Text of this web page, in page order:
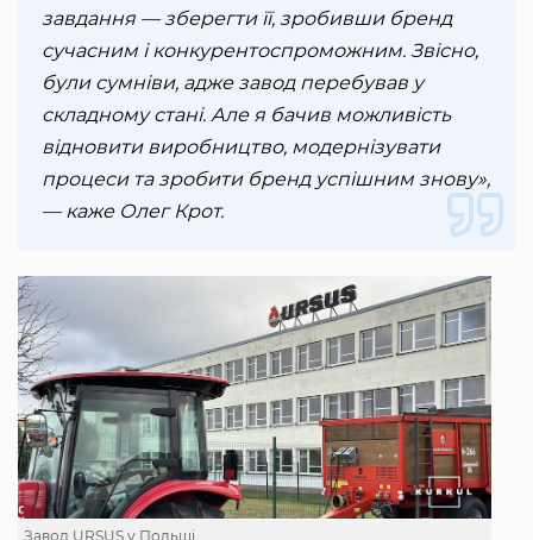
завдання — зберегти її, зробивши бренд
сучасним і конкурентоспроможним. Звісно,
були сумніви, адже завод перебував у
складному стані. Але я бачив можливість
відновити виробництво, модернізувати
процеси та зробити бренд успішним знову»,
— каже Олег Крот.
Завод URSUS у Польщі